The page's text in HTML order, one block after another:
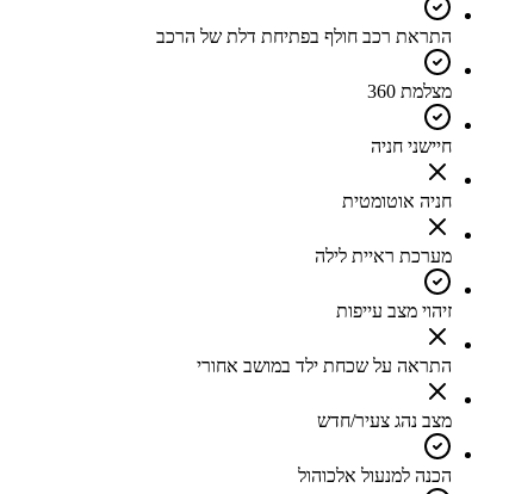
התראת רכב חולף בפתיחת דלת של הרכב
מצלמת 360
חיישני חניה
חניה אוטומטית
מערכת ראיית לילה
זיהוי מצב עייפות
התראה על שכחת ילד במושב אחורי
מצב נהג צעיר/חדש
הכנה למנעול אלכוהול